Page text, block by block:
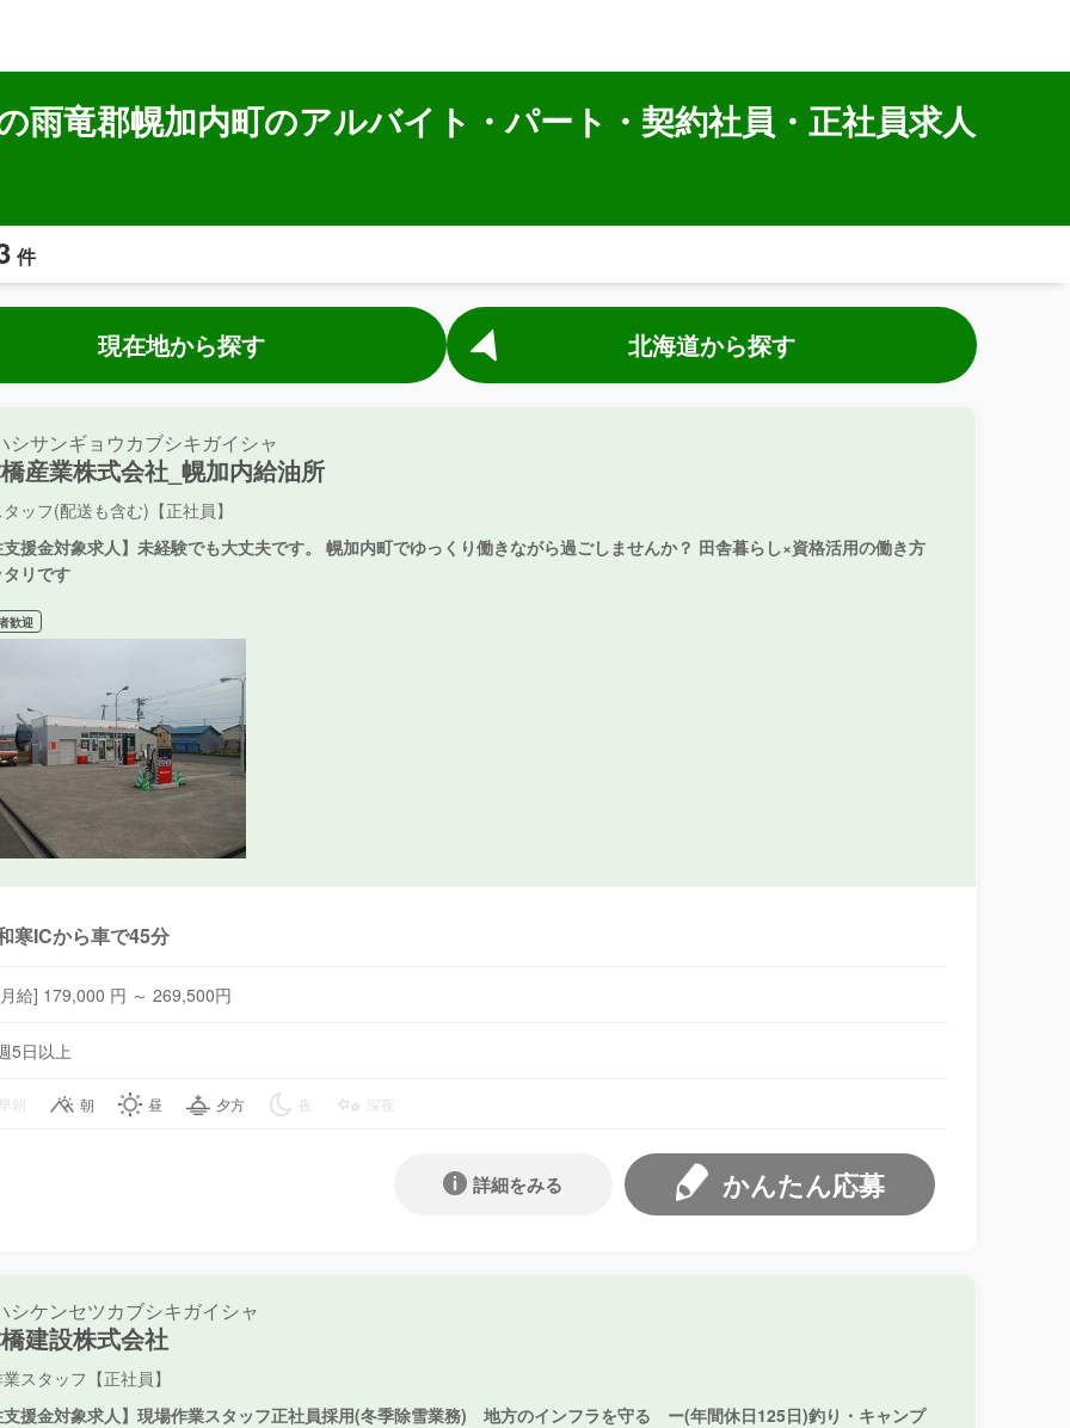
雨竜郡幌加内町のアルバイト・パート・契約社員・正社員求人
件
現在地から探す 北海道から探す
シサンギョウカブシキガイシャ
産業株式会社_幌加内給油所
ッフ(配送も含む)【正社員】
援金対象求人】未経験でも大丈夫です。 幌加内町でゆっくり働きながら過ごしませんか？ 田舎暮らし×資格活用の働き方
リです
歓迎
寒ICから車で45分
給] 179,000 円 ～ 269,500円
5日以上
朝 朝 昼 夕方 夜 深夜
かんたん応募
詳細をみる
シケンセツカブシキガイシャ
建設株式会社
スタッフ【正社員】
支援金対象求人】現場作業スタッフ正社員採用(冬季除雪業務) 地方のインフラを守る ー(年間休日125日)釣り・キャンプ